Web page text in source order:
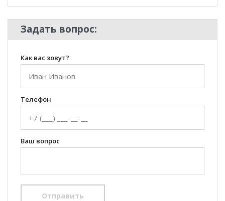
Задать вопрос:
Как вас зовут?
Телефон
Ваш вопрос
Отправить